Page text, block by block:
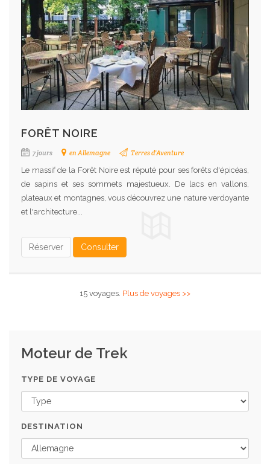
FORÊT NOIRE
7 jours en Allemagne Terres d'Aventure
Le massif de la Forêt Noire est réputé pour ses forêts d'épicéas,
de sapins et ses sommets majestueux. De lacs en vallons,
plateaux et montagnes, vous découvrez une nature verdoyante
et l'architecture...
Réserver Consulter
15 voyages. Plus de voyages >>
Moteur de Trek
TYPE DE VOYAGE
DESTINATION